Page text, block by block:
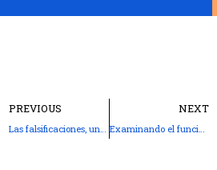
PREVIOUS
Las falsificaciones, un problema global
NEXT
Examinando el funcionamiento del motor lineal a través de sus características y aplicaciones